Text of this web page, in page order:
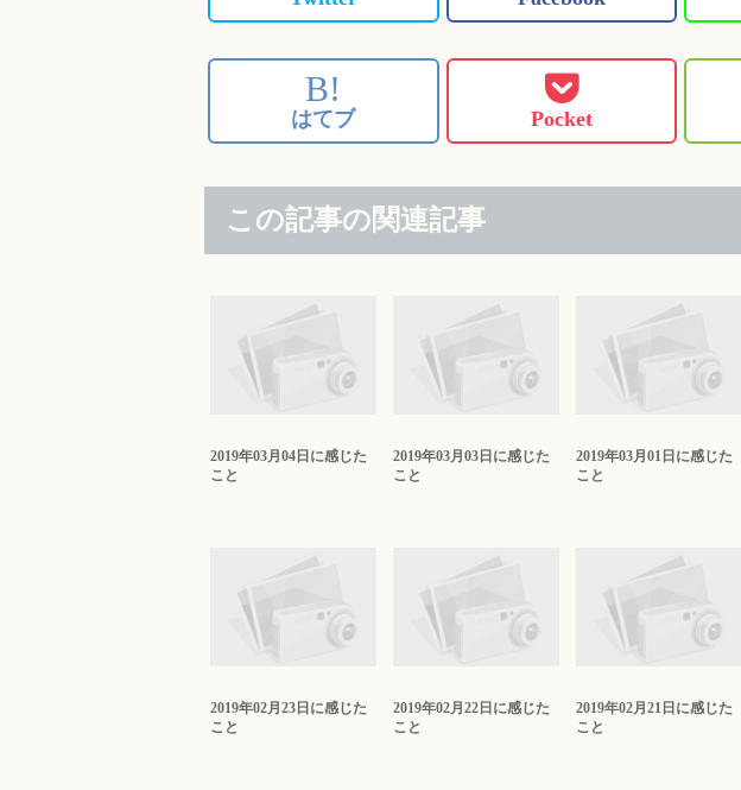
B!
はてブ Pocket
この記事の関連記事
2019年03月04日に感じた
こと
2019年03月03日に感じた
こと
2019年03月01日に感じた
こと
2019年02月23日に感じた
こと
2019年02月22日に感じた
こと
2019年02月21日に感じた
こと